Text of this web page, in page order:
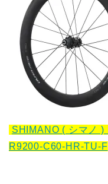
SHIMANO ( シマノ )
R9200-C60-HR-TU-F